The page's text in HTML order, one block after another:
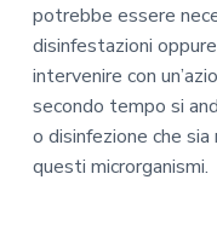
potrebbe essere
disinfestazioni
intervenire con
secondo tempo si
o disinfezione che
questi microrganismi.